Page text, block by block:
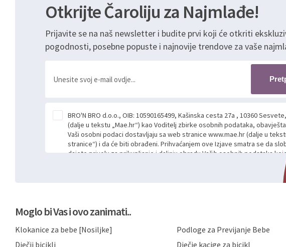
Otkrijte Čaroliju za Najmlađe!
Prijavite se na naš newsletter i budite prvi koji će otkriti
pogodnosti, posebne popuste i najnovije trendove za vaše
BRO'N BRO d.o.o., OIB: 10590165499, Kašinska cesta 27a , 10360
(dalje u tekstu „Mae.hr“) kao Voditelj zbirke osobnih podataka,
Vaši osobni podaci dostavljaju sa web stranice www.mae.hr (dalje u
stranice“) i da će biti obrađeni. Prihvaćanjem ove Izjave smatra se da
dajete privolu za prikupljanje i daljnju obradu Vaših osobnih podataka
Mae.hr putem ovih web stranica u svrhu odgovora i daljnje komunikacije
poslan kroz kontakt obrazac. Radi se o dobrovoljnom davanju podataka
niste dužni prihvatiti odnosno niste dužni unositi svoje osobne podatke
možete pročitati ovdje, sukladno Politici privatnosti i kolačića koju
primjenu odgovarajućih tehničkih i sigurnosnih mjera zaštite osobnih
Moglo bi Vas i ovo zanimati..
Klokanice za bebe [Nosiljke] Podloge za Previjanje Bebe
Dječji bicikli
Dječje kacige za bicikl